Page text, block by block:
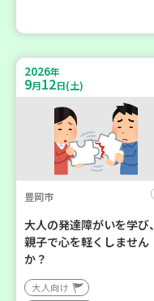
2026年
9月12日(土)
豊岡市
大人の発達障がいを学び、
親子で心を軽くしません
か？
大人向け